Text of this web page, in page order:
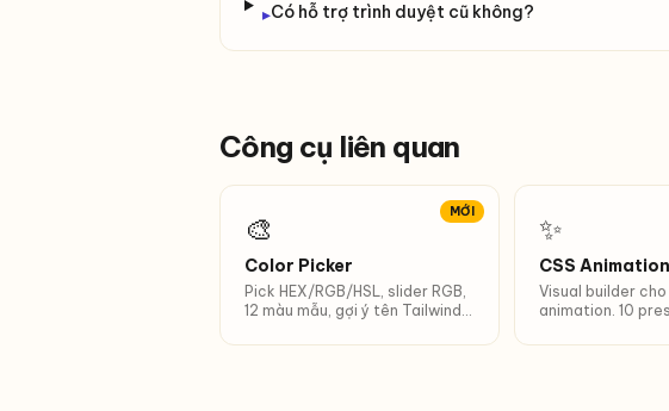
▸Có hỗ trợ trình duyệt cũ không?
Công cụ liên quan
MỚI
🎨
Color Picker
Pick HEX/RGB/HSL, slider RGB,
12 màu mẫu, gợi ý tên Tailwind
✨
CSS
Visual builder cho
animation. 10
Tinh chỉnh